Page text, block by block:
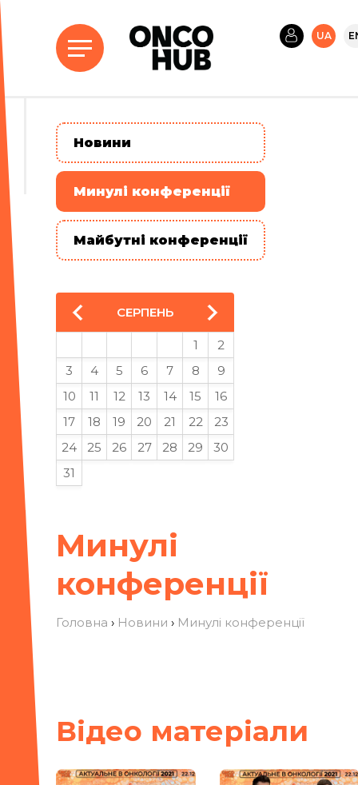
UA
Минулі
конференції
Головна › Новини › Минулі конференції
Вiдео матерiали
Новини
Минулі конференції
Майбутні конференції
СЕРПЕНЬ
1
2
3
4 5 6 7 8
9
10
11 12 13 14 15
16
17
18 19 20 21 22
23
24
25 26 27 28 29
30
31